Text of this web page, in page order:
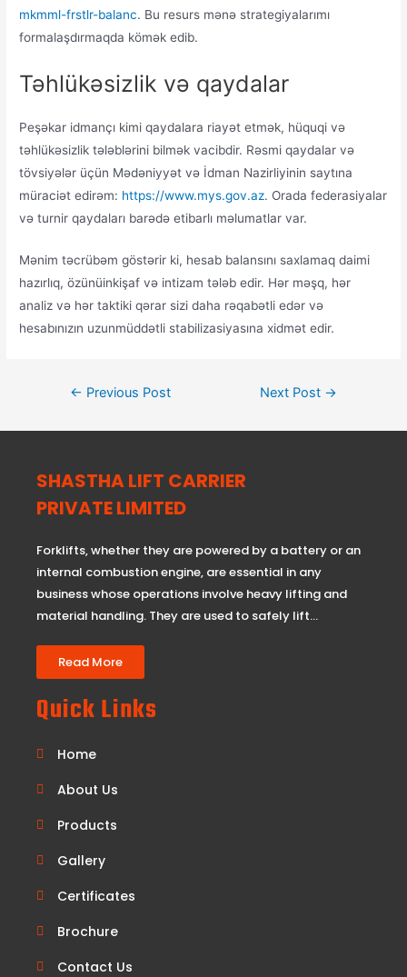
mkmml-frstlr-balanc. Bu resurs mənə strategiyalarımı
formalaşdırmaqda kömək edib.
Təhlükəsizlik və qaydalar
Peşəkar idmançı kimi qaydalara riayət etmək, hüquqi və
təhlükəsizlik tələblərini bilmək vacibdir. Rəsmi qaydalar və
tövsiyələr üçün Mədəniyyət və İdman Nazirliyinin saytına
müraciət edirəm: https://www.mys.gov.az. Orada federasiyalar
və turnir qaydaları barədə etibarlı məlumatlar var.
Mənim təcrübəm göstərir ki, hesab balansını saxlamaq daimi
hazırlıq, özünüinkişaf və intizam tələb edir. Hər məşq, hər
analiz və hər taktiki qərar sizi daha rəqabətli edər və
hesabınızın uzunmüddətli stabilizasiyasına xidmət edir.
← Previous Post Next Post →
SHASTHA LIFT CARRIER
PRIVATE LIMITED
Forklifts, whether they are powered by a battery or an
internal combustion engine, are essential in any
business whose operations involve heavy lifting and
material handling. They are used to safely lift…
Read More
Quick Links
Home
About Us
Products
Gallery
Certificates
Brochure
Contact Us